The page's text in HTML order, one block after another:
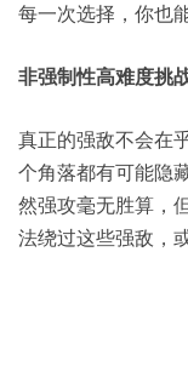
每一次选择，你也
非强制性高难度挑
真正的强敌不会在
个角落都有可能隐
然强攻毫无胜算，
法绕过这些强敌，